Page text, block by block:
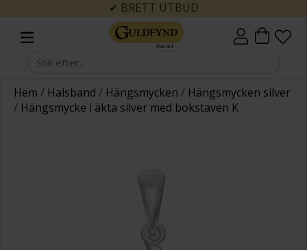
✔ BRETT UTBUD
Hem / Halsband / Hängsmycken / Hängsmycken silver
/ Hängsmycke i äkta silver med bokstaven K